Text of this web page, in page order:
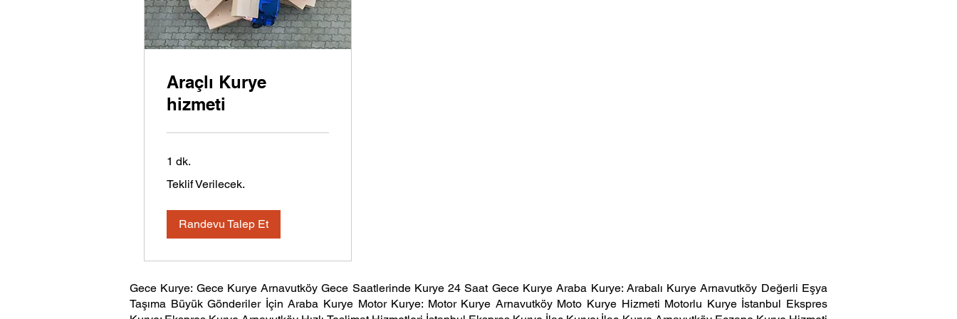
Araçlı Kurye
hizmeti
1 dk.
Verilecek.
Teklif Verilecek.
Randevu Talep Et
Gece Kurye: Gece Kurye Arnavutköy Gece Saatlerinde Kurye 24 Saat Gece Kurye Araba Kurye: Arabalı Kurye Arnavutköy Değerli Eşya
Taşıma Büyük Gönderiler İçin Araba Kurye Motor Kurye: Motor Kurye Arnavutköy Moto Kurye Hizmeti Motorlu Kurye İstanbul Ekspres